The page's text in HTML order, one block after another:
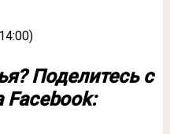
Поделитесь с
Facebook: